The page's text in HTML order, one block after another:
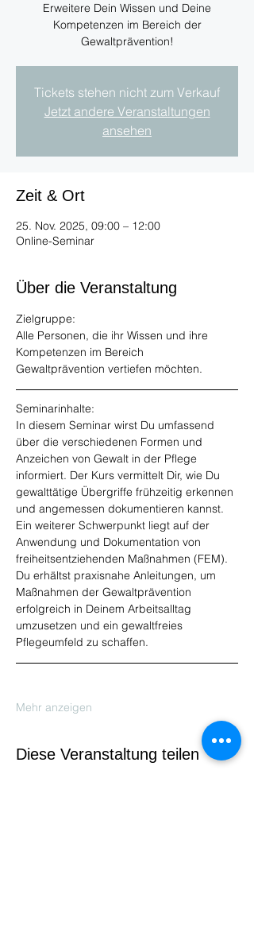
Erweitere Dein Wissen und Deine
Kompetenzen im Bereich der
Gewaltprävention!
Tickets stehen nicht zum Verkauf
Jetzt andere Veranstaltungen
ansehen
Zeit & Ort
25. Nov. 2025, 09:00 – 12:00
Online-Seminar
Über die Veranstaltung
Zielgruppe:
Alle Personen, die ihr Wissen und ihre
Kompetenzen im Bereich
Gewaltprävention vertiefen möchten.
Seminarinhalte:
In diesem Seminar wirst Du umfassend
über die verschiedenen Formen und
Anzeichen von Gewalt in der Pflege
informiert. Der Kurs vermittelt Dir, wie Du
gewalttätige Übergriffe frühzeitig erkennen
und angemessen dokumentieren kannst.
Ein weiterer Schwerpunkt liegt auf der
Anwendung und Dokumentation von
freiheitsentziehenden Maßnahmen (FEM).
Du erhältst praxisnahe Anleitungen, um
Maßnahmen der Gewaltprävention
erfolgreich in Deinem Arbeitsalltag
umzusetzen und ein gewaltfreies
Pflegeumfeld zu schaffen.
Mehr anzeigen
Diese Veranstaltung teilen